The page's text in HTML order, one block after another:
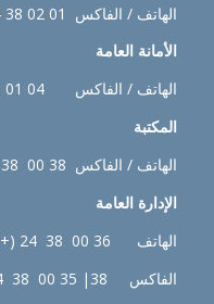
الهاتف / الفاكس 01 02 38 24 (+213)
الأمانة العامة
الهاتف / الفاكس 04 01 38 24(+213)
المكتبة
الهاتف / الفاكس 38 00 38 24 (+213)
الإدارة العامة
الهاتف 36 00 38 24 (+213)
الفاكس 38| 35 00 38 24 (+213)